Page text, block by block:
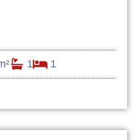
1 1